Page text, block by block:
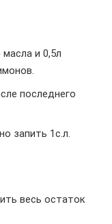
и 0,5л
последнего
запить 1с.л.
весь остаток